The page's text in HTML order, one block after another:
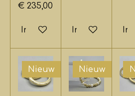
€ 235,00
In winkelwagenIn winkelwagen
In
Nieuw Nieuw